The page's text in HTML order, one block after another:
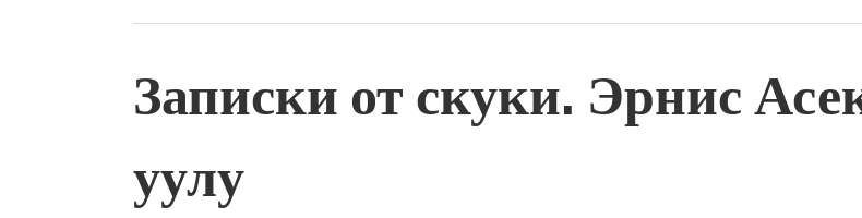
Записки от скуки. Эрнис
уулу